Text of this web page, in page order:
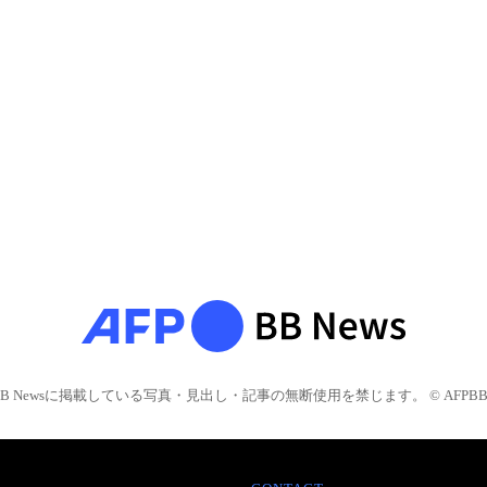
Newsに掲載している写真・見出し・記事の無断使用を禁じます。 © AFPBB